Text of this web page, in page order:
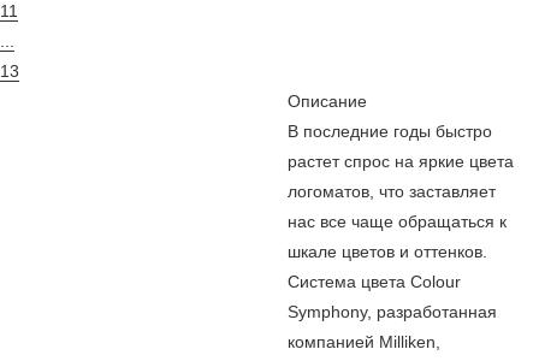
11
13
Описание
В последние годы быстро
растет спрос на яркие цвета
логоматов, что заставляет
нас все чаще обращаться к
шкале цветов и оттенков.
Система цвета Colour
Symphony, разработанная
компанией Milliken,